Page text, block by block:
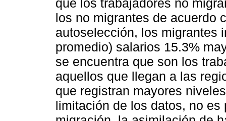
que los trabajadores no
los no migrantes de acuerdo
autoselección, los migrantes
promedio) salarios 15.3%
se encuentra que son los
aquellos que llegan a las
que registran mayores
limitación de los datos, no